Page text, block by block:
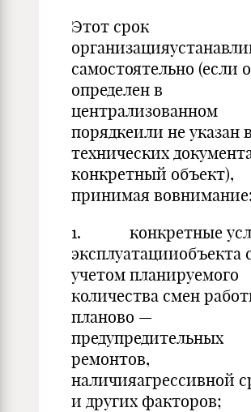
Этот срок
самостоятельно (если
определен в
централизованном
порядкеили не указан в
технических
конкретный объект),
принимая вовнимание:
1. конкретные
эксплуатацииобъекта
учетом планируемого
количества смен
планово —
предупредительных
ремонтов,
наличияагрессивной
и других факторов;